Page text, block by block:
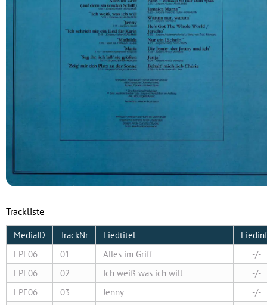
Trackliste
LPE06 01 Alles im Griff
-/-
LPE06
02 Ich weiß was ich will
-/-
LPE06
03 Jenny
-/-
MediaID TrackNr Liedtitel